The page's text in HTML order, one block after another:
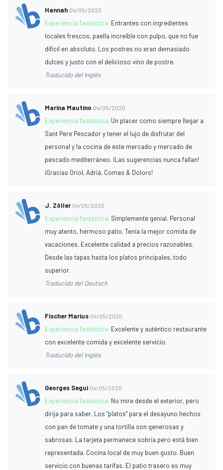
Hannah 04/05/2020
Experiencia fantástica: Entrantes con ingredientes
locales frescos, paella increíble con pulpo, que no fue
difícil en absoluto. Los postres no eran demasiado
dulces y justo con el delicioso vino de postre.
Traducido del Inglés
Marina Mautino 04/05/2020
Experiencia fantástica: Un placer como siempre llegar a
Sant Pere Pescador y tener el lujo de disfrutar del
personal y la cocina de este mercado y mercado de
pescado mediterráneo. ¡Las sugerencias nunca fallan!
¡Gracias Oriol, Adriá, Comas & Dolors!
J. Zöller 04/05/2020
Experiencia fantástica: Simplemente genial. Personal
muy atento, hermoso patio. Tenía la mejor comida de
vacaciones. Excelente calidad a precios razonables.
Desde las tapas hasta los platos principales, todo
superior.
Traducido del Deutsch
Fischer Marius 04/05/2020
Experiencia fantástica: Excelente y auténtico restaurante
con excelente comida y excelente servicio.
Traducido del Inglés
Georges Segui 04/05/2020
Experiencia fantástica: No mire desde el exterior, pero
dirija para saber. Los "platos" para el desayuno hechos
con pan de tomate y una tortilla son generosas y
sabrosas. La tarjeta permanece sobria pero está bien
representada. Cocina local de muy buen gusto. Buen
servicio con buenas tarifas. El patio trasero es muy